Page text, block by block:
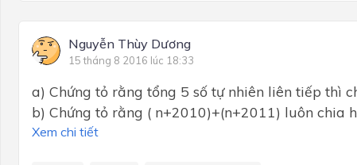
Nguyễn Thùy Dương
15 tháng 8 2016 lúc 18:33
a) Chứng tỏ rằng tổng 5 số tự nhiên liên tiếp thì
b) Chứng tỏ rằng ( n+2010)+(n+2011) luôn chia
Xem chi tiết